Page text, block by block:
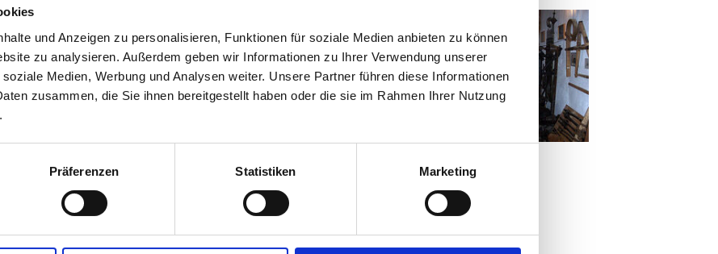
und Anzeigen zu personalisieren, Funktionen für soziale Medien anbieten zu können
zu analysieren. Außerdem geben wir Informationen zu Ihrer Verwendung unserer
Medien, Werbung und Analysen weiter. Unsere Partner führen diese Informationen
zusammen, die Sie ihnen bereitgestellt haben oder die sie im Rahmen Ihrer Nutzung
Präferenzen Statistiken Marketing
> Linktipps Weitere Museen in der Umgebung
Schrift- und Heimatmuseum Bartlhaus, Pettenbach
Stift Kremsmünster - Sternwarte